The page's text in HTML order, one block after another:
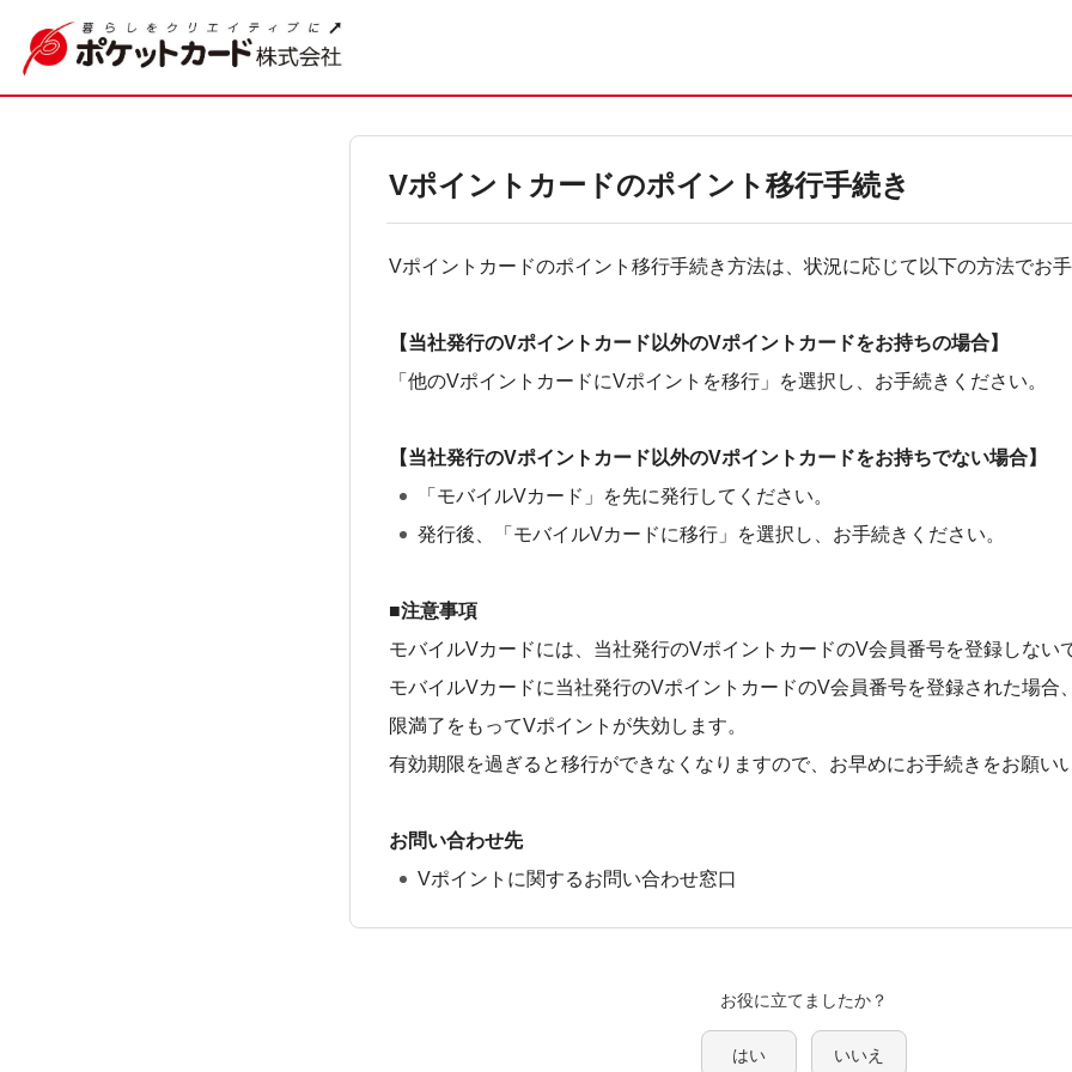
Vポイントカードのポイント移行手続き
Vポイントカードのポイント移行手続き方法は、状況に応じて以下の方法でお
【当社発行のVポイントカード以外のVポイントカードをお持ちの場合】
「他のVポイントカードにVポイントを移行」を選択し、お手続きください。
【当社発行のVポイントカード以外のVポイントカードをお持ちでない場合】
「モバイルVカード」を先に発行してください。
発行後、「モバイルVカードに移行」を選択し、お手続きください。
■注意事項
モバイルVカードには、当社発行のVポイントカードのV会員番号を登録しない
モバイルVカードに当社発行のVポイントカードのV会員番号を登録された場合
限満了をもってVポイントが失効します。
有効期限を過ぎると移行ができなくなりますので、お早めにお手続きをお願い
お問い合わせ先
Vポイントに関するお問い合わせ窓口
はい いいえ